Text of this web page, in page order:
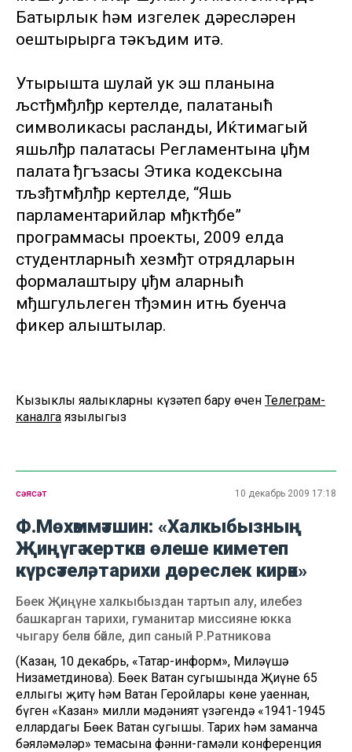
Батырлык һәм изгелек дәресләрен
оештырырга тәкъдим итә.
Утырышта шулай ук эш планына
љстђмђлђр кертелде, палатаныћ
символикасы расланды, Иќтимагый
яшьлђр палатасы Регламентына џђм
палата ђгъзасы Этика кодексына
тљзђтмђлђр кертелде, “Яшь
парламентарийлар мђктђбе”
программасы проекты, 2009 елда
студентларныћ хезмђт отрядларын
формалаштыру џђм аларныћ
мђшгульлеген тђэмин итњ буенча
фикер алыштылар.
Кызыклы яңалыкларны күзәтеп бару өчен Телеграм-
каналга язылыгыз
сәясәт 10 декабрь 2009 17:18
Ф.Мөхәммәтшин: «Халкыбызның
Җиңүгә керткән өлеше киметеп
күрсәтелә, тарихи дөреслек кирәк»
Бөек Җиңүне халкыбыздан тартып алу, илебез
башкарган тарихи, гуманитар миссияне юкка
чыгару белән бәйле, дип саный Р.Ратникова
(Казан, 10 декабрь, «Татар-информ», Миләүшә
Низаметдинова). Бөек Ватан сугышында Җиңүнең 65
еллыгы җитү һәм Ватан Геройлары көне уңаеннан,
бүген «Казан» милли мәдәният үзәгендә «1941-1945
еллардагы Бөек Ватан сугышы. Тарих һәм заманча
бәяләмәләр» темасына фәнни-гамәли конференция